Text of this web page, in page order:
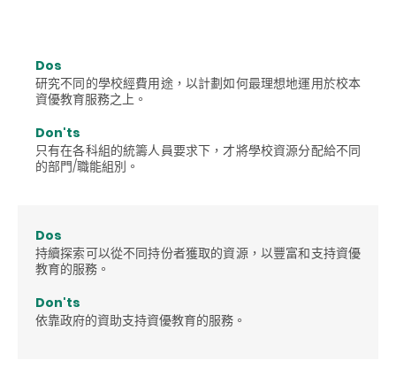
Dos
研究不同的學校經費用途，以計劃如何最理想地運用於校本
資優教育服務之上。
Don'ts
只有在各科組的統籌人員要求下，才將學校資源分配給不同
的部門/職能組別。
Dos
持續探索可以從不同持份者獲取的資源，以豐富和支持資優
教育的服務。
Don'ts
依靠政府的資助支持資優教育的服務。